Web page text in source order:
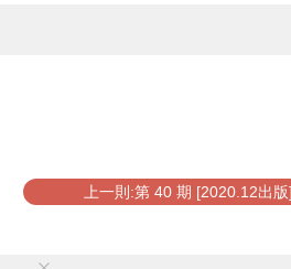
上一則:第 40 期 [2020.12出版]